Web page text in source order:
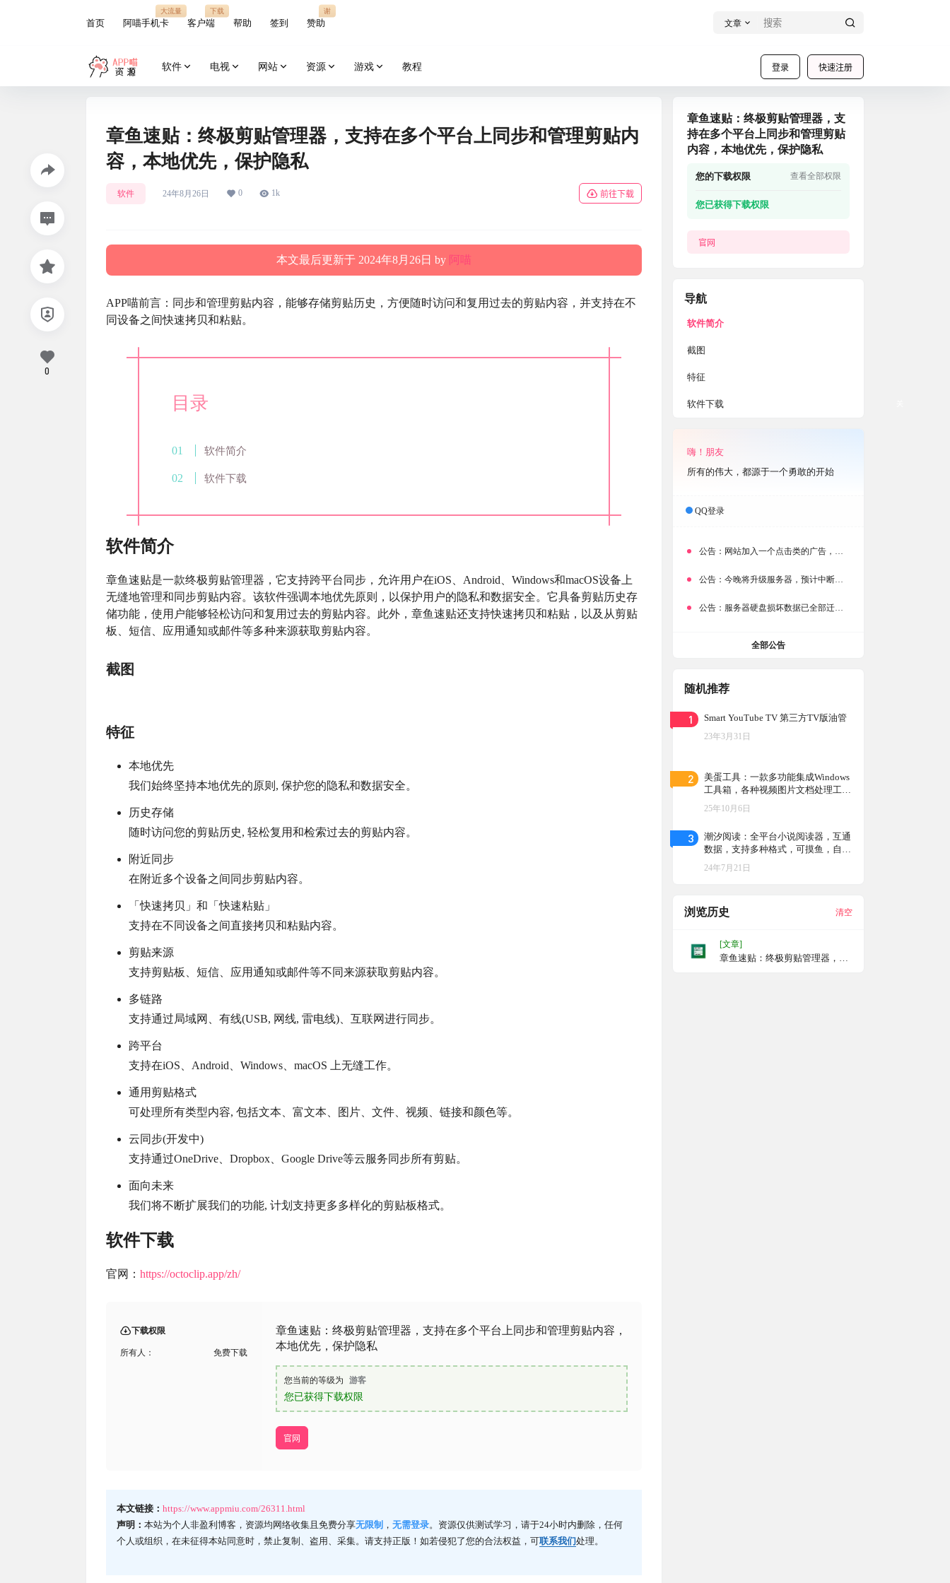
首页 阿喵手机卡
大流量
客户端
下载
帮助 签到 赞助
谢
文章
登录 快速注册
软件 电视 网站 资源 游戏 教程
章鱼速贴：终极剪贴管理器，支持在多个平台上同步和管理剪贴内
容，本地优先，保护隐私
软件 24年8月26日 0 1k 前往下载
本文最后更新于 2024年8月26日 by 阿喵
APP喵前言：同步和管理剪贴内容，能够存储剪贴历史，方便随时访问和复用过去的剪贴内容，并支持在不
同设备之间快速拷贝和粘贴。
目录
软件简介
软件下载
软件简介
章鱼速贴是一款终极剪贴管理器，它支持跨平台同步，允许用户在iOS、Android、Windows和macOS设备上
无缝地管理和同步剪贴内容。该软件强调本地优先原则，以保护用户的隐私和数据安全。它具备剪贴历史存
储功能，使用户能够轻松访问和复用过去的剪贴内容。此外，章鱼速贴还支持快速拷贝和粘贴，以及从剪贴
板、短信、应用通知或邮件等多种来源获取剪贴内容。
截图
特征
本地优先
我们始终坚持本地优先的原则, 保护您的隐私和数据安全。
历史存储
随时访问您的剪贴历史, 轻松复用和检索过去的剪贴内容。
附近同步
在附近多个设备之间同步剪贴内容。
「快速拷贝」和「快速粘贴」
支持在不同设备之间直接拷贝和粘贴内容。
剪贴来源
支持剪贴板、短信、应用通知或邮件等不同来源获取剪贴内容。
多链路
支持通过局域网、有线(USB, 网线, 雷电线)、互联网进行同步。
跨平台
支持在iOS、Android、Windows、macOS 上无缝工作。
通用剪贴格式
可处理所有类型内容, 包括文本、富文本、图片、文件、视频、链接和颜色等。
云同步(开发中)
支持通过OneDrive、Dropbox、Google Drive等云服务同步所有剪贴。
面向未来
我们将不断扩展我们的功能, 计划支持更多多样化的剪贴板格式。
软件下载
官网： https://octoclip.app/zh/
下载权限
所有人： 免费下载
章鱼速贴：终极剪贴管理器，支持在多个平台上同步和管理剪贴内容，
本地优先，保护隐私
您当前的等级为 游客
您已获得下载权限
官网
本文链接： https://www.appmiu.com/26311.html
声明： 本站为个人非盈利博客，资源均网络收集且免费分享无限制 ， 无需登录。资源仅供测试学习，请于24小时内删除，任何
个人或组织，在未征得本站同意时，禁止复制、盗用、采集。请支持正版！如若侵犯了您的合法权益，可联系我们处理。
0
章鱼速贴：终极剪贴管理器，支
持在多个平台上同步和管理剪贴
内容，本地优先，保护隐私
您的下载权限 查看全部权限
您已获得下载权限
官网
导航
软件简介
截图
特征
软件下载
嗨！朋友
所有的伟大，都源于一个勇敢的开始
QQ登录
公告： 网站加入一个点击类的广告，大家点击下载按钮需要注意
公告： 今晚将升级服务器，预计中断时常为1分钟
公告： 服务器硬盘损坏数据已全部迁移备份，网站恢复完成！
全部公告
随机推荐
1 Smart YouTube TV 第三方TV版油管
23年3月31日
2
美蛋工具：一款多功能集成Windows
工具箱，各种视频图片文档处理工
具，免费免安装
25年10月6日
3
潮汐阅读：全平台小说阅读器，互通
数据，支持多种格式，可摸鱼，自动
滚动
24年7月21日
浏览历史 清空
[文章]
章鱼速贴：终极剪贴管理器，支